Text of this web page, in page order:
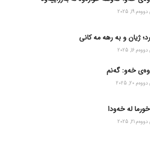
19, 2025
ژیان و به رهه مه کانی
16, 2025
خەو: گەنم
20, 2025
لە خەودا
21, 2025